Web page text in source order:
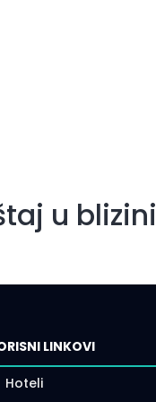
u blizini
LINKOVI
Hoteli